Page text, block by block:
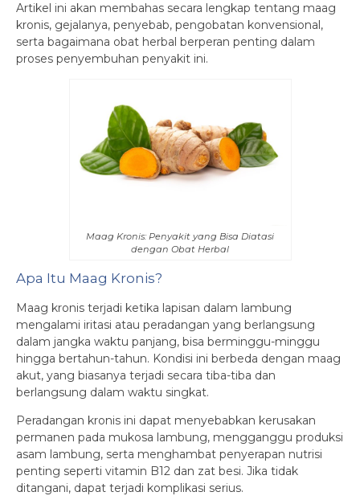
Artikel ini akan membahas secara lengkap tentang maag
kronis, gejalanya, penyebab, pengobatan konvensional,
serta bagaimana obat herbal berperan penting dalam
proses penyembuhan penyakit ini.
Maag Kronis: Penyakit yang Bisa Diatasi
dengan Obat Herbal
Apa Itu Maag Kronis?
Maag kronis terjadi ketika lapisan dalam lambung
mengalami iritasi atau peradangan yang berlangsung
dalam jangka waktu panjang, bisa berminggu-minggu
hingga bertahun-tahun. Kondisi ini berbeda dengan maag
akut, yang biasanya terjadi secara tiba-tiba dan
berlangsung dalam waktu singkat.
Peradangan kronis ini dapat menyebabkan kerusakan
permanen pada mukosa lambung, mengganggu produksi
asam lambung, serta menghambat penyerapan nutrisi
penting seperti vitamin B12 dan zat besi. Jika tidak
ditangani, dapat terjadi komplikasi serius.